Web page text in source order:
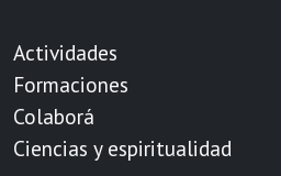
Actividades
Formaciones
Colaborá
Ciencias y espiritualidad